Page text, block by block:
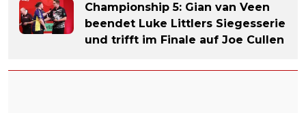
Championship 5: Gian van Veen
beendet Luke Littlers Siegesserie
und trifft im Finale auf Joe Cullen